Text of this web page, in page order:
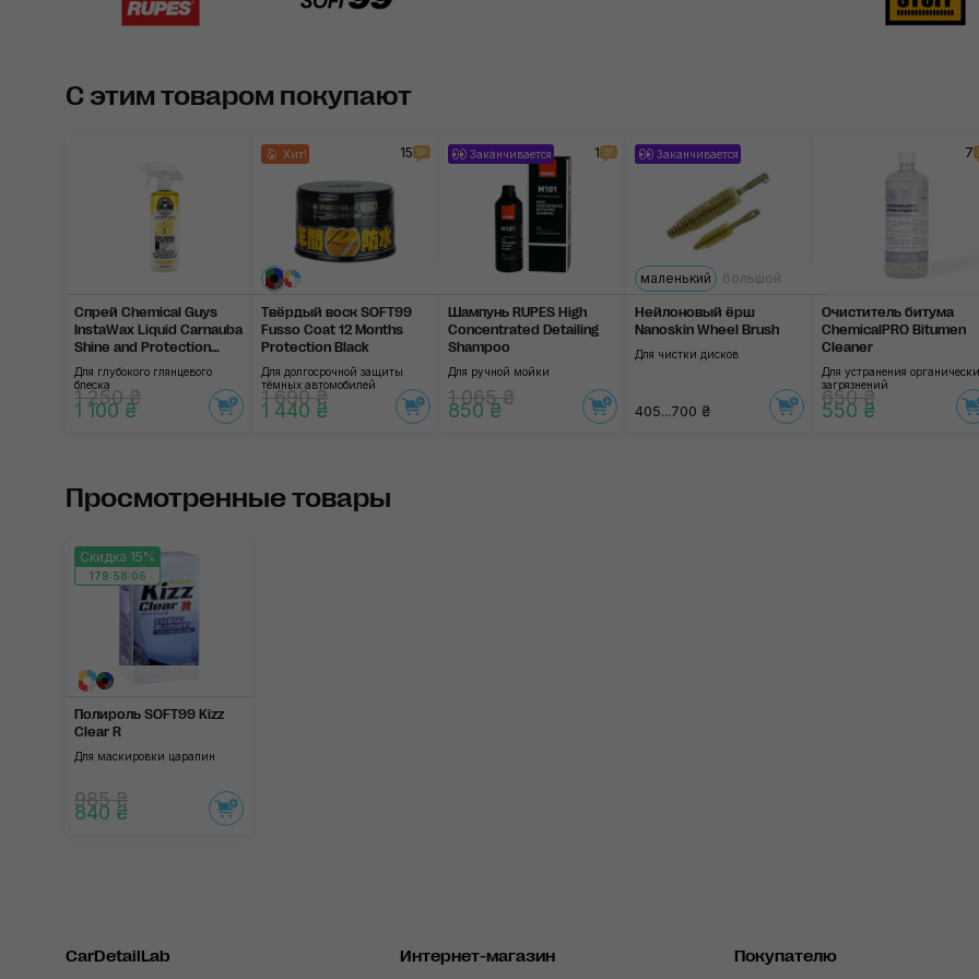
С этим товаром покупают
Спрей Chemical Guys
InstaWax Liquid Carnauba
Shine and Protection
Spray
Для глубокого глянцевого
блеска
1 250 ₴
1 100 ₴
Хит! 15
Твёрдый воск SOFT99
Fusso Coat 12 Months
Protection Black
Для долгосрочной защиты
тёмных автомобилей
1 690 ₴
1 440 ₴
Заканчивается 1
Шампунь RUPES High
Concentrated Detailing
Shampoo
Для ручной мойки
1 065 ₴
850 ₴
Заканчивается
маленький большой
Нейлоновый ёрш
Nanoskin Wheel Brush
Для чистки дисков
405...700 ₴
7
Очиститель битума
ChemicalPRO Bitumen
Cleaner
Для устранения
загрязнений
650 ₴
550 ₴
Просмотренные товары
Скидка 15%
179:58:06
Полироль SOFT99 Kizz
Clear R
Для маскировки царапин
985 ₴
840 ₴
CarDetailLab Интернет-магазин Покупателю